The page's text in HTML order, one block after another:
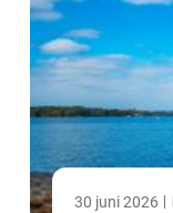
30 juni 2026